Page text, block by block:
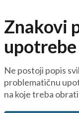
Znakovi
Ne postoji popis
problematičnu
na koje treba